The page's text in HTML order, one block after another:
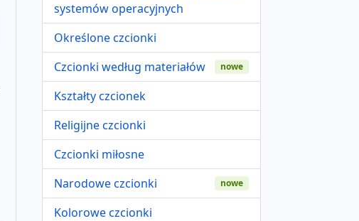
systemów operacyjnych
Określone czcionki
Czcionki według materiałów
nowe
Kształty czcionek
Religijne czcionki
Czcionki miłosne
Narodowe czcionki
nowe
Kolorowe czcionki